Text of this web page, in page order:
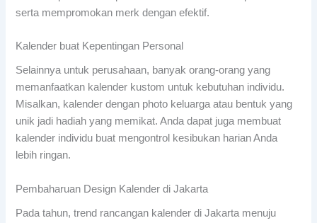
serta mempromokan merk dengan efektif.
Kalender buat Kepentingan Personal
Selainnya untuk perusahaan, banyak orang-orang yang
memanfaatkan kalender kustom untuk kebutuhan individu.
Misalkan, kalender dengan photo keluarga atau bentuk yang
unik jadi hadiah yang memikat. Anda dapat juga membuat
kalender individu buat mengontrol kesibukan harian Anda
lebih ringan.
Pembaharuan Design Kalender di Jakarta
Pada tahun, trend rancangan kalender di Jakarta menuju